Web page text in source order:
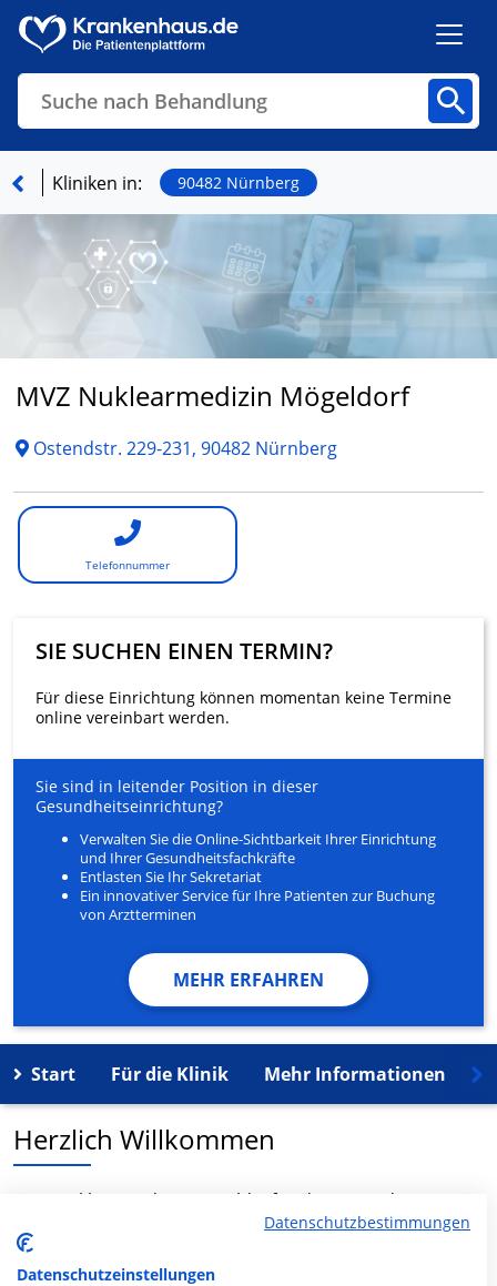
Suche nach Behandlung
Finden
Kliniken in: 90482 Nürnberg
MVZ Nuklearmedizin Mögeldorf
Ostendstr. 229-231, 90482 Nürnberg
Telefonnummer
SIE SUCHEN EINEN TERMIN?
Für diese Einrichtung können momentan keine Termine
online vereinbart werden.
Sie sind in leitender Position in dieser
Gesundheitseinrichtung?
Verwalten Sie die Online-Sichtbarkeit Ihrer Einrichtung
und Ihrer Gesundheitsfachkräfte
Entlasten Sie Ihr Sekretariat
Ein innovativer Service für Ihre Patienten zur Buchung
von Arztterminen
MEHR ERFAHREN
Start Für die Klinik Mehr Informationen
Herzlich Willkommen
MVZ Nuklearmedizin Mögeldorf in der Ostendstr. 229-
231 ist ein medizinisches Versorgungszentrum in
Nürnberg.
Datenschutzbestimmungen
Datenschutzeinstellungen